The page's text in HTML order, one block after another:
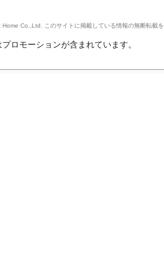
Home Co.,Ltd. このサイトに掲載している情報の無断転載
ロモーションが含まれています。